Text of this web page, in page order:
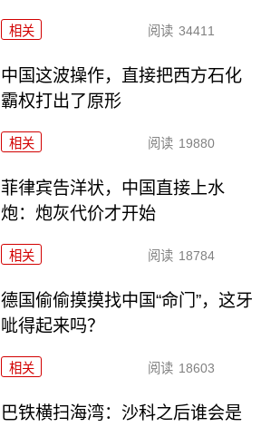
相关 阅读 34411
中国这波操作，直接把西方石化
霸权打出了原形
相关 阅读 19880
菲律宾告洋状，中国直接上水
炮：炮灰代价才开始
相关 阅读 18784
德国偷偷摸摸找中国“命门”，这牙
呲得起来吗？
相关 阅读 18603
巴铁横扫海湾：沙科之后谁会是